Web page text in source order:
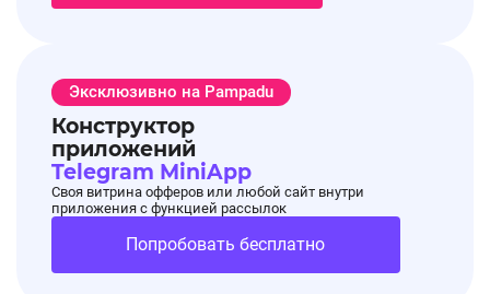
Эксклюзивно на Pampadu
Конструктор
приложений
Telegram MiniApp
Своя витрина офферов или любой сайт внутри
приложения с функцией рассылок
Попробовать бесплатно